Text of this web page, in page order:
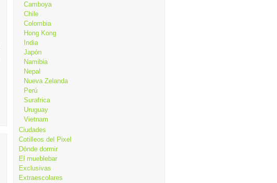
Camboya
Chile
Colombia
Hong Kong
India
Japón
Namibia
Nepal
Nueva Zelanda
Perú
Surafrica
Uruguay
Vietnam
Ciudades
Cotilleos del Pixel
Dónde dormir
El mueblebar
Exclusivas
Extraescolares